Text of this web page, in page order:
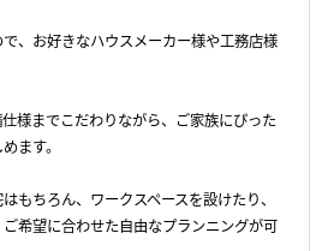
、お好きなハウスメーカー様や工務店様
様までこだわりながら、ご家族にぴった
ます。
もちろん、ワークスペースを設けたり、
希望に合わせた自由なプランニングが可